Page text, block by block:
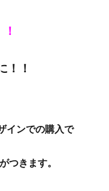
！！
インでの購入で
つきます。